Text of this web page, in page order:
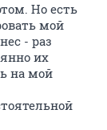
Но есть
мой
- раз
их
на мой